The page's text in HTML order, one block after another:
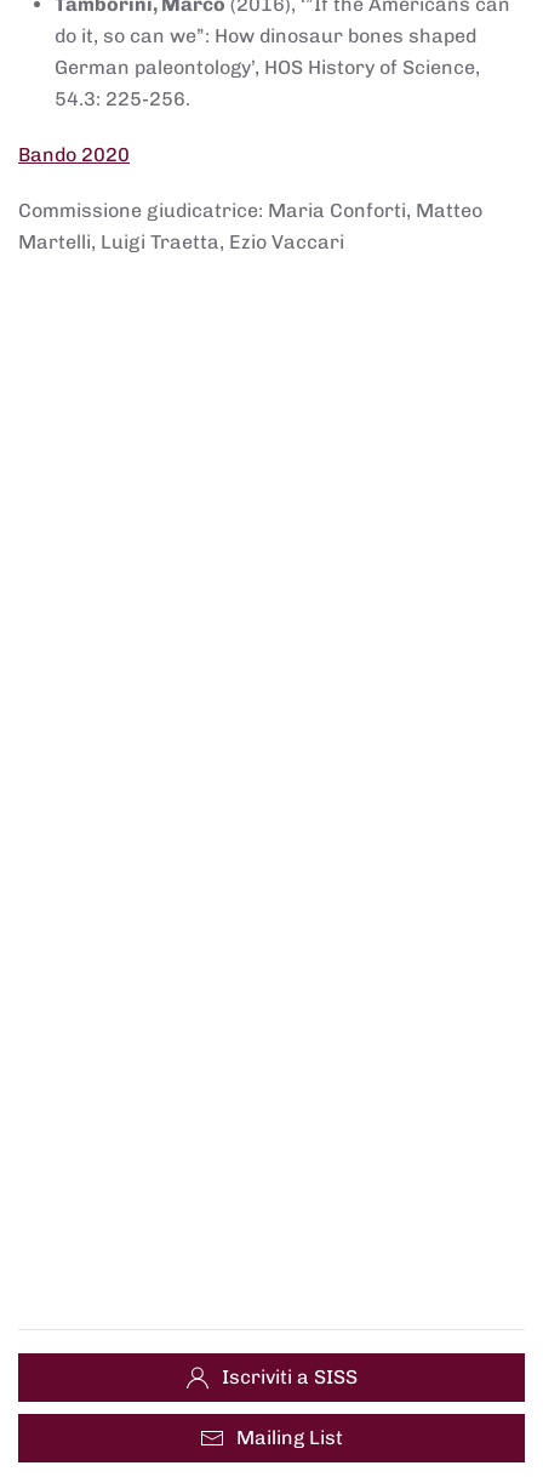
Tamborini, Marco (2016), ‘”If the Americans can
do it, so can we”: How dinosaur bones shaped
German paleontology’, HOS History of Science,
54.3: 225-256.
Bando 2020
Commissione giudicatrice: Maria Conforti, Matteo
Martelli, Luigi Traetta, Ezio Vaccari
Iscriviti a SISS
Mailing List